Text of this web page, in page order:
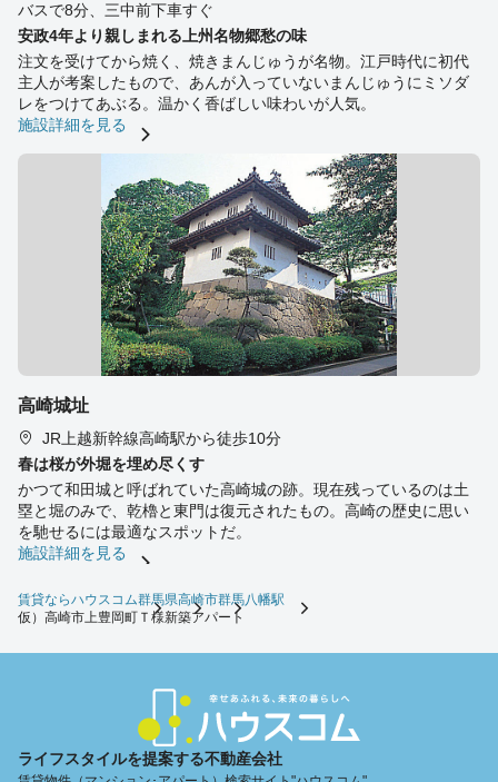
バスで8分、三中前下車すぐ
安政4年より親しまれる上州名物郷愁の味
注文を受けてから焼く、焼きまんじゅうが名物。江戸時代に初代
主人が考案したもので、あんが入っていないまんじゅうにミソダ
レをつけてあぶる。温かく香ばしい味わいが人気。
施設詳細を見る
高崎城址
JR上越新幹線高崎駅から徒歩10分
春は桜が外堀を埋め尽くす
かつて和田城と呼ばれていた高崎城の跡。現在残っているのは土
塁と堀のみで、乾櫓と東門は復元されたもの。高崎の歴史に思い
を馳せるには最適なスポットだ。
施設詳細を見る
賃貸ならハウスコム群馬県高崎市群馬八幡駅
仮）高崎市上豊岡町Ｔ様新築アパート
ライフスタイルを提案する不動産会社